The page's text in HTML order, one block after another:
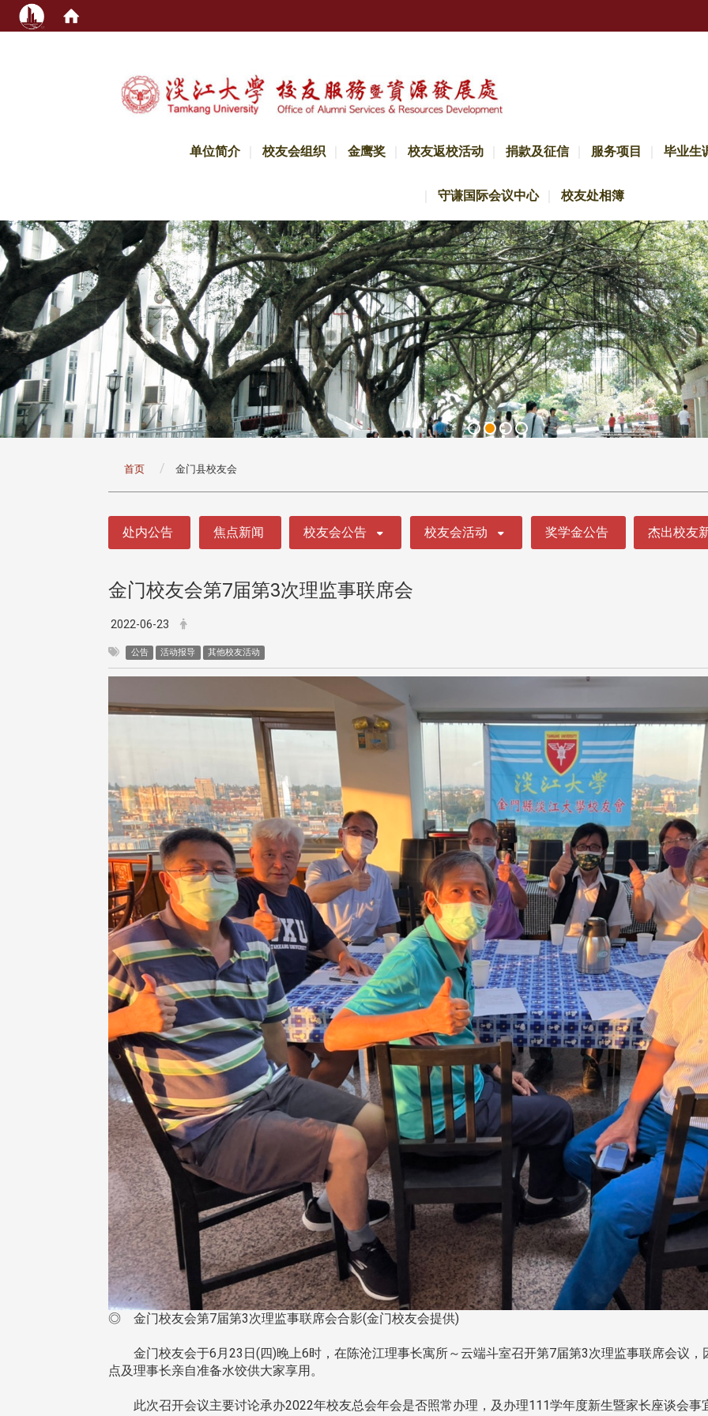
单位简介 校友会组织 金鹰奖 校友返校活动 捐款及征信 服务项目 毕业生
守谦国际会议中心 校友处相簿
首页 金门县校友会
处内公告 焦点新闻 校友会公告 校友会活动 奖学金公告 杰出校友
金门校友会第7届第3次理监事联席会
2022-06-23
公告 活动报导 其他校友活动
◎ 金门校友会第7届第3次理监事联席会合影(金门校友会提供)
金门校友会于6月23日(四)晚上6时，在陈沧江理事长寓所～云端斗室召开第7届第3次理监事联席会议，
点及理事长亲自准备水饺供大家享用。
此次召开会议主要讨论承办2022年校友总会年会是否照常办理，及办理111学年度新生暨家长座谈会事